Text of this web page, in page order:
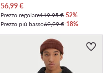
Prezzo attuale
56,99€
Prezzo regolare119,95 €-52%
Prezzo più basso69,99 €-18%